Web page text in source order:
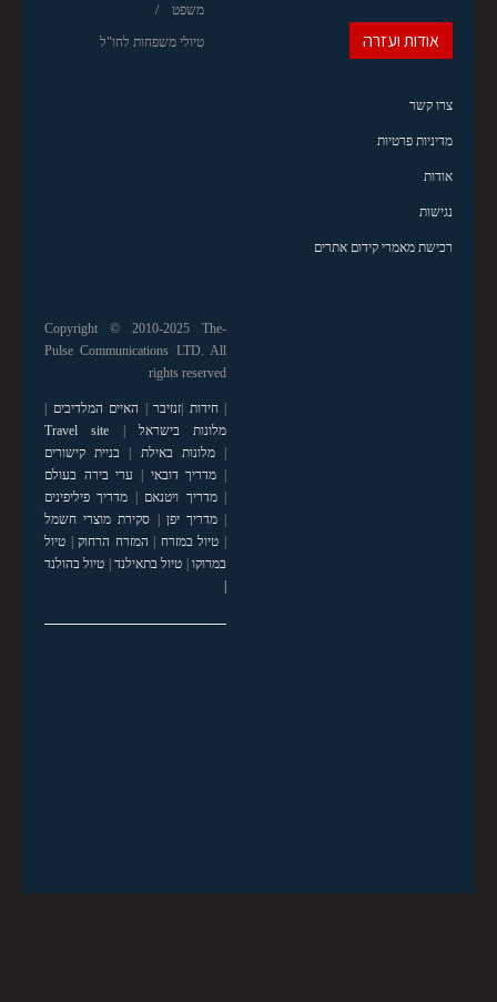
משפט
טיולי משפחות לחו"ל אודות ועזרה
צרו קשר
מדיניות פרטיות
אודות
נגישות
רכישת מאמרי קידום אתרים
Copyright © 2010-2025 The-
Pulse Communications LTD. All
rights reserved
|חידות |זנזיבר | האיים המלדיבים |
מלונות בישראל |
Travel site
|מלונות באילת | בניית קישורים
| מדריך דובאי | ערי בירה בעולם
|מדריך ויטנאם | מדריך פיליפינים
|מדריך יפן | סקירת מוצרי חשמל
| טיול במזרח | המזרח הרחוק| טיול
במרוקו| טיול בתאילנד| טיול בהולנד
|